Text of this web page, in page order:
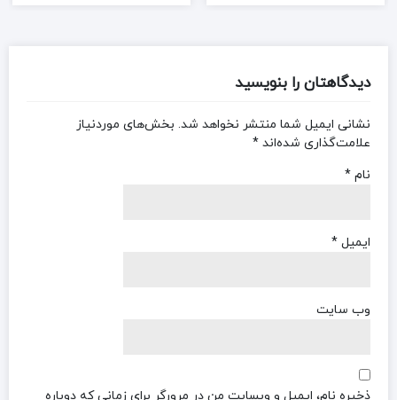
دیدگاهتان را بنویسید
نشانی ایمیل شما منتشر نخواهد شد. بخش‌های موردنیاز
علامت‌گذاری شده‌اند *
نام *
ایمیل *
وب‌ سایت
ذخیره نام، ایمیل و وبسایت من در مرورگر برای زمانی که دوباره